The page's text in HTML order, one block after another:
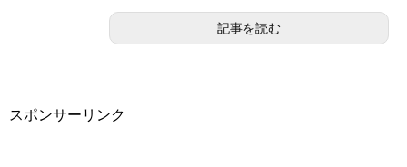
記事を読む
スポンサーリンク